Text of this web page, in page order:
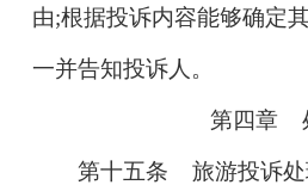
由;根据投诉内容能够确定
一并告知投诉人。
第四章
第十五条 旅游投诉处